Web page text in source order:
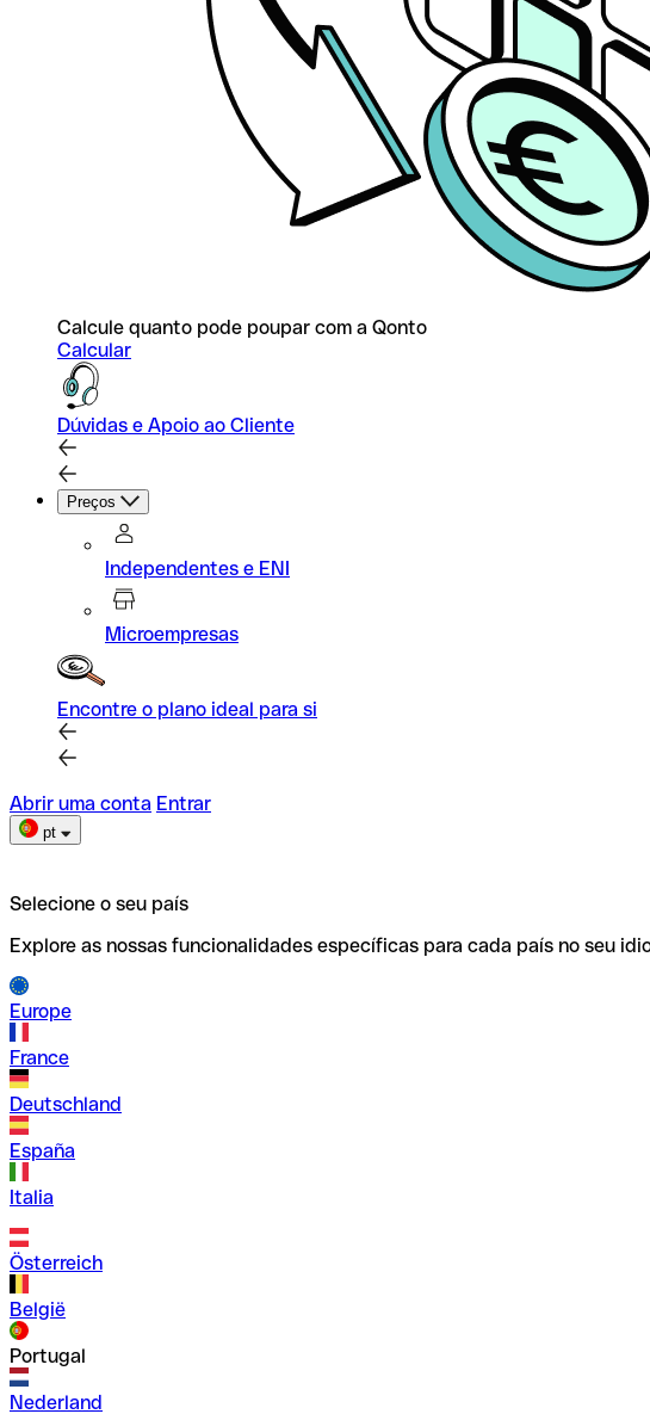
Calcule quanto pode poupar com a Qonto
Calcular
Dúvidas e Apoio ao Cliente
Preços
Independentes e ENI
Microempresas
Encontre o plano ideal para si
Abrir uma conta Entrar
pt
Selecione o seu país
Explore as nossas funcionalidades específicas para cada país no seu
Europe
France
Deutschland
España
Italia
Österreich
België
Portugal
Nederland